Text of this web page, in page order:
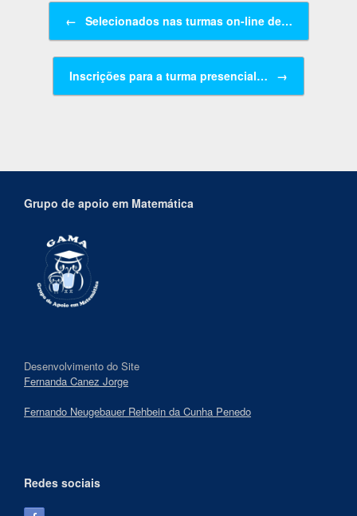
Navegação de posts
← Selecionados nas turmas on-line de…
Inscrições para a turma presencial… →
Grupo de apoio em Matemática
Desenvolvimento do Site
Fernanda Canez Jorge
Fernando Neugebauer Rehbein da Cunha Penedo
Redes sociais